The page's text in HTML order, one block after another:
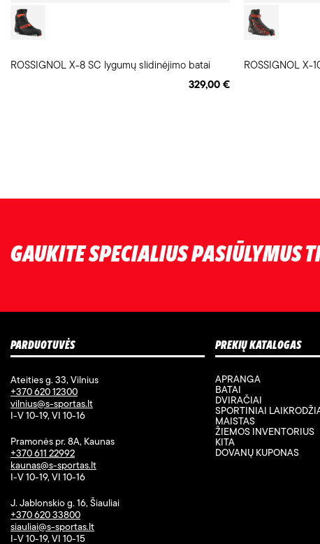
ROSSIGNOL X-8 SC lygumų slidinėjimo batai
329,00 €
GAUKITE SPECIALIUS PASIŪLYMUS
PARDUOTUVĖS
Ateities g. 33, Vilnius
+370 620 12300
vilnius@s-sportas.lt
I-V 10-19, VI 10-16
Pramonės pr. 8A, Kaunas
+370 611 22992
kaunas@s-sportas.lt
I-V 10-19, VI 10-16
J. Jablonskio g. 16, Šiauliai
+370 620 33800
siauliai@s-sportas.lt
I-V 10-19, VI 10-15
PREKIŲ KATALOGAS
APRANGA
BATAI
DVIRAČIAI
SPORTINIAI
MAISTAS
ŽIEMOS INVENTORIUS
KITA
DOVANŲ KUPONAS